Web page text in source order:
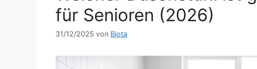
für Senioren (2026)
31/12/2025 von Biota